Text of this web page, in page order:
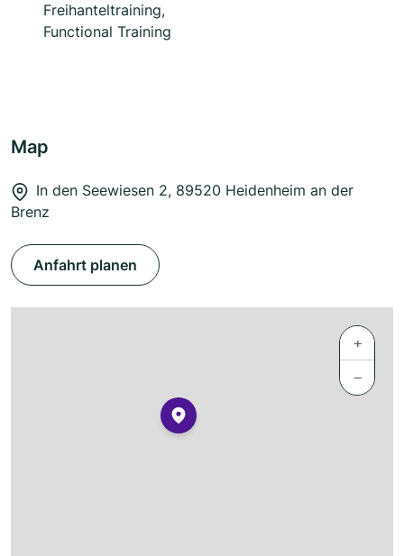
Freihanteltraining,
Functional Training
Map
In den Seewiesen 2, 89520 Heidenheim an der
Brenz
Anfahrt planen
+
−